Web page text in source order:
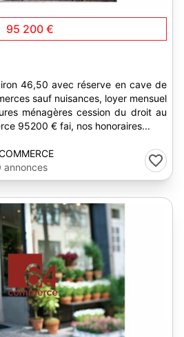
95 200 €
46,50 avec réserve en cave de
cession du droit au
95200 € fai, nos honoraires...
annonces